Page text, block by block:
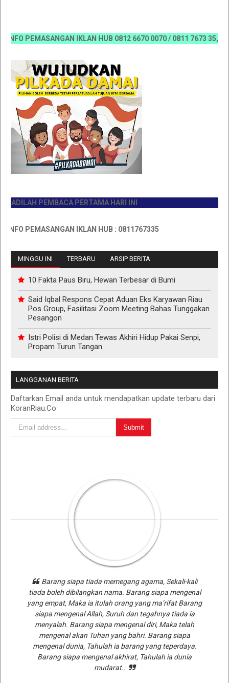
PEMASANGAN IKLAN HUB 0812 6670 0070 / 0811 7673 35,
PEMBACA PERTAMA HARI INI
PEMASANGAN IKLAN HUB : 0811767335
MINGGU INI TERBARU ARSIP BERITA
10 Fakta Paus Biru, Hewan Terbesar di Bumi
Said Iqbal Respons Cepat Aduan Eks Karyawan Riau
Pos Group, Fasilitasi Zoom Meeting Bahas Tunggakan
Pesangon
Istri Polisi di Medan Tewas Akhiri Hidup Pakai Senpi,
Propam Turun Tangan
LANGGANAN BERITA
Daftarkan Email anda untuk mendapatkan update terbaru dari
KoranRiau.Co
Barang siapa tiada memegang agama, Sekali-kali
tiada boleh dibilangkan nama. Barang siapa mengenal
yang empat, Maka ia itulah orang yang ma’rifat Barang
siapa mengenal Allah, Suruh dan tegahnya tiada ia
menyalah. Barang siapa mengenal diri, Maka telah
mengenal akan Tuhan yang bahri. Barang siapa
mengenal dunia, Tahulah ia barang yang teperdaya.
Barang siapa mengenal akhirat, Tahulah ia dunia
mudarat..